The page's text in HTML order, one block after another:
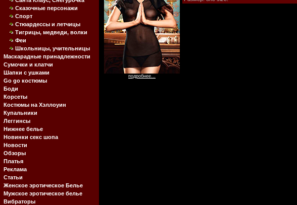
Сказочные персонажи
Спорт
Стюардессы и летчицы
Тигрицы, медведи, волки
Феи
Школьницы, учительницы
Маскарадные принадлежности
Сумочки и клатчи
Шапки с ушками
Go go костюмы
Боди
Корсеты
Костюмы на Хэллоуин
Купальники
Леггинсы
Нижнее белье
Новинки секс шопа
Новости
Обзоры
Платья
Реклама
Статьи
Женское эротическое Белье
Мужское эротическое белье
Вибраторы
подробнее...